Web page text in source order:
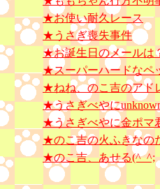
★お使い耐久レース
★うさぎ喪失事件
★お誕生日のメールは
★スーパーハードなペ
★ねね、のこ吉のアド
★うさぎべやに
★うさぎべやに金ポマ
★のこ吉の火ふきなの
★のこ吉、あせる(^_^;